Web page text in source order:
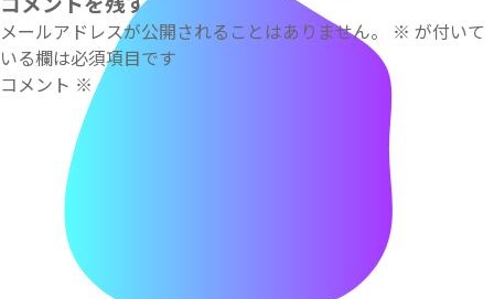
稿
ナ
ビ
メールアドレスが公開されることはありません。 ※ が付いて
いる欄は必須項目です
コメント ※